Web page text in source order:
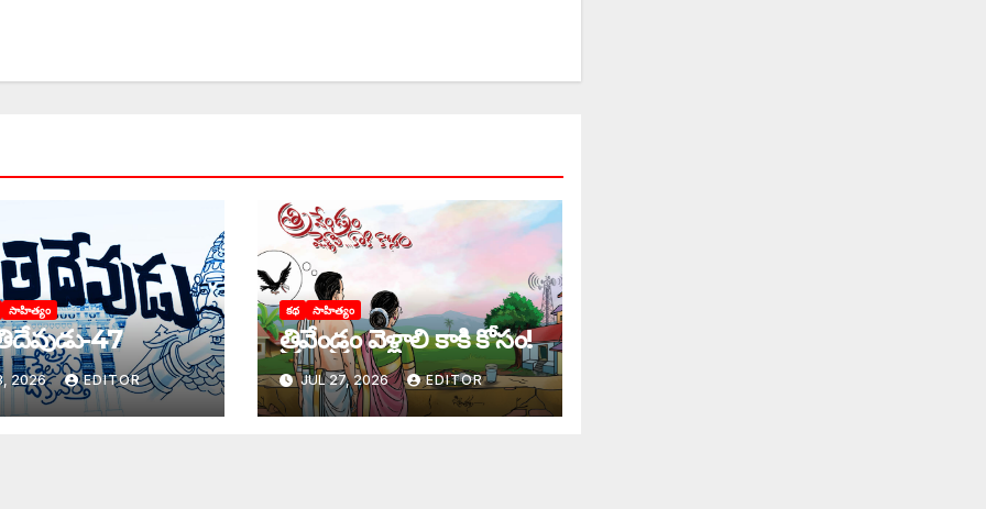
సాహిత్యం
47
2026 EDITOR
కథ సాహిత్యం
‌త్రివేండ్రం వెళ్లాలి కాకి కోసం!
JUL 27, 2026 EDITOR